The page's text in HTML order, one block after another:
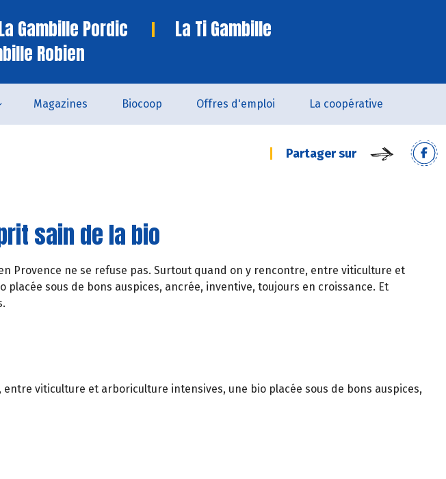
Gambille Pordic
La Ti Gambille
Robien
Magazines Biocoop Offres d'emploi La coopérative
Partager sur
sain de la bio
Provence ne se refuse pas. Surtout quand on y rencontre, entre viticulture et
sous de bons auspices, ancrée, inventive, toujours en croissance. Et
viticulture et arboriculture intensives, une bio placée sous de bons auspices,